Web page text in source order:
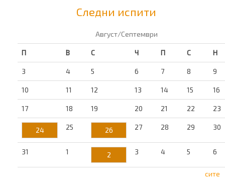
Следни испити
Август/Септември
П В С Ч П С Н
3 4 5 6 7 8 9
10 11 12 13 14 15 16
17 18 19 20 21 22 23
24 25 26 27 28 29 30
31 1 2 3 4 5 6
сите